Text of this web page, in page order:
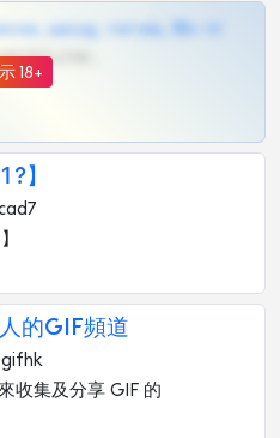
18+
шкод, теток, 18+ тг
】
的GIF頻道
收集及分享 GIF 的